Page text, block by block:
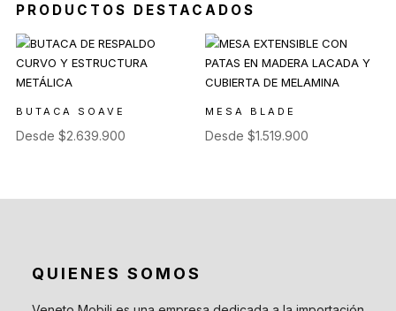
PRODUCTOS DESTACADOS
BUTACA SOAVE
Desde $2.639.900
MESA BLADE
Desde$1.519.900
QUIENES SOMOS